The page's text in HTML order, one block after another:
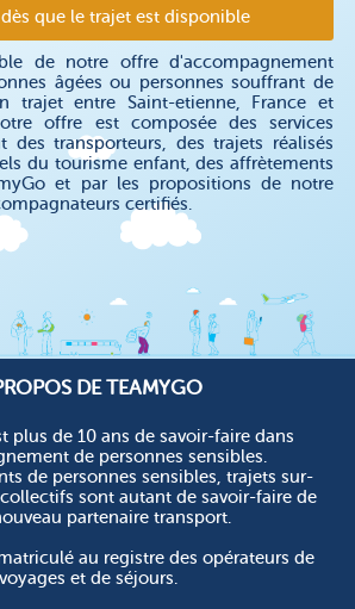
dès que le trajet est disponible
de notre offre d'accompagnement
âgées ou personnes souffrant de
trajet entre Saint-etienne, France et
offre est composée des services
des transporteurs, des trajets réalisés
du tourisme enfant, des affrètements
et par les propositions de notre
certifiés.
DE TEAMYGO
plus de 10 ans de savoir-faire dans
de personnes sensibles.
de personnes sensibles, trajets sur-
sont autant de savoir-faire de
partenaire transport.
au registre des opérateurs de
voyages et de séjours.